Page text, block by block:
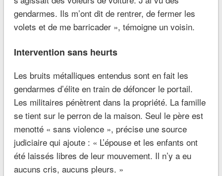
gendarmes. Ils m’ont dit de rentrer, de fermer les
volets et de me barricader », témoigne un voisin.
Intervention sans heurts
Les bruits métalliques entendus sont en fait les
gendarmes d’élite en train de défoncer le portail.
Les militaires pénètrent dans la propriété. La famille
se tient sur le perron de la maison. Seul le père est
menotté « sans violence », précise une source
judiciaire qui ajoute : « L’épouse et les enfants ont
été laissés libres de leur mouvement. Il n’y a eu
aucuns cris, aucuns pleurs. »